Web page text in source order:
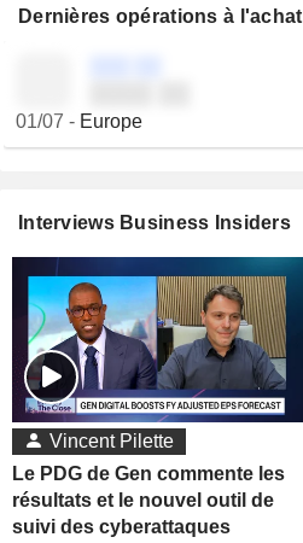
Dernières opérations à l'achat
01/07 - Europe
Interviews Business Insiders
Vincent Pilette
Le PDG de Gen commente les
résultats et le nouvel outil de
suivi des cyberattaques